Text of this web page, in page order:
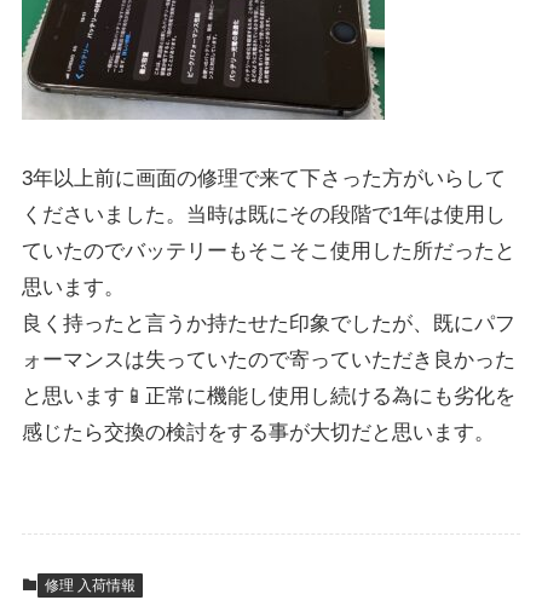
3年以上前に画面の修理で来て下さった方がいらして
くださいました。当時は既にその段階で1年は使用し
ていたのでバッテリーもそこそこ使用した所だったと
思います。
良く持ったと言うか持たせた印象でしたが、既にパフ
ォーマンスは失っていたので寄っていただき良かった
と思います📱正常に機能し使用し続ける為にも劣化を
感じたら交換の検討をする事が大切だと思います。
修理 入荷情報